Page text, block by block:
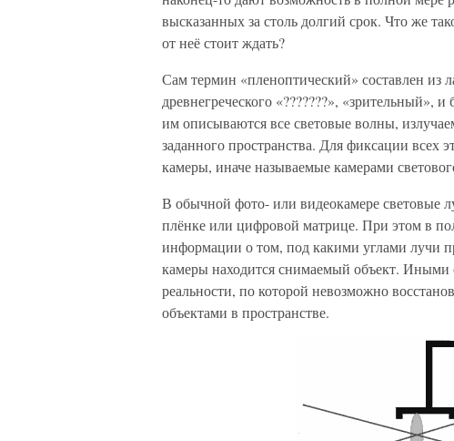
высказанных за столь долгий срок. Что же
от неё стоит ждать?
Сам термин «пленоптический» составлен из
древнегреческого «???????», «зрительный»,
им описываются все световые волны,
заданного пространства. Для фиксации всех
камеры, иначе называемые камерами
В обычной фото- или видеокамере световые
плёнке или цифровой матрице. При этом в
информации о том, под какими углами лучи
камеры находится снимаемый объект.
реальности, по которой невозможно
объектами в пространстве.